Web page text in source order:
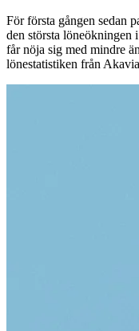
För första gången sedan
den största löneökningen
får nöja sig med mindre
lönestatistiken från